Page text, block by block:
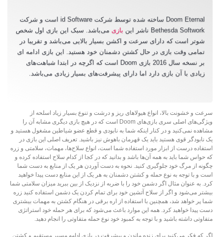
Doom Eternal ساخته شده توسط شرکت id Software است و شرکت
Bethesda Softwork ناشر این
بازی می‌باشد. سبک این بازی اول شخص
شوتر است که دارای سرعت و اکشن بسیار بالایی می‌باشد و تقریبا در
تمامی وقت بازی در حال کشتن دشمنان خود هستید. این بازی ادامه ای
بر نسخه سال 2016 بازی Doom است که اگرچه در ابتدا شباهت‌های
زیادی با آن بازی دارد اما دارای پیشرفت‌های بسیار زیادی می‌باشد.
سرعت و خشونت بالا، انواع هیولاهای ریز و درشت و تنوع بسیار زیاد اسلحه از
ویژگی‌های اصلی سری بازی‌های Doom است که در هیچ بازی دیگری مشابه آن را
مشاهده نمی‌کنید و در کنار اینکه شما به نابودی و قطع عضو شیاطین مشغول هستید و
یک نابودگر قوی هستید باید یک قهرمان باهوش نیز باشید. تعریف اصلی این بازی در
استفاده درست از ابزار مورد استفاده شما است، انواع سلاح‌ها، مهمات، سلامتی و زره
که حواس شما باید به همه آن‌ها باشد و بدانید که در کجا از کدام سلاح استفاده کرده و
چگونه از مرگ خود جلوگیری کنید. نحوه به دست آوردن هر یک از منابع به دست شما
است و با توجه به نوع حمله و کشتن دشمنان به هر یک از این منابع دست پیدا خواهید
کرد. به عنوان مثال اگر دشمن خود را با ضربه از نزدیک از بین ببرید میزان سلامتی شما
بیشتر می‌شود و اگر از سلاح آتشین خود برای تمام کردن یک دشمن استفاده کنید زره
شما پر خواهد شد، همچنین با استفاده از اره برقی در هنگام کشتن به مهمات بیشتری
دست پیدا خواهید کرد. همه این موارد باعث می‌شود که برای هر حمله خود استراتژی
متفاوتی داشته باشید و با توجه به کمبود خود نوع حمله متفاوتی را انجام دهید.